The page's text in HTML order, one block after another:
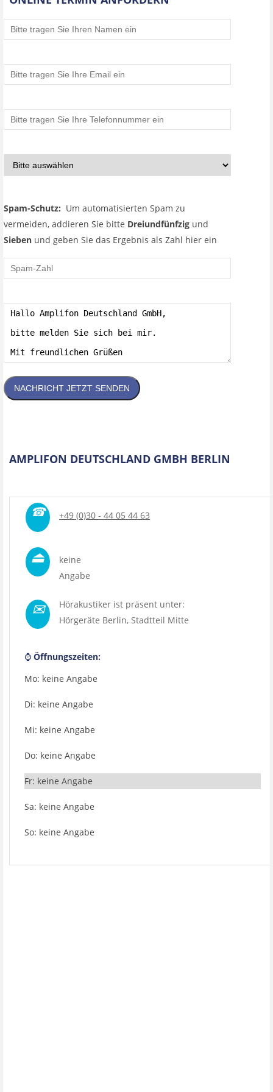
Spam-Schutz: Um automatisierten Spam zu
vermeiden, addieren Sie bitte Dreiundfünfzig und
Sieben und geben Sie das Ergebnis als Zahl hier ein
NACHRICHT JETZT SENDEN
AMPLIFON DEUTSCHLAND GMBH BERLIN
☎ +49 (0)30 - 44 05 44 63
⏏
keine
Angabe
✉
Hörakustiker ist präsent unter:
Hörgeräte Berlin, Stadtteil Mitte
⌚ Öffnungszeiten:
Mo: keine Angabe
Di: keine Angabe
Mi: keine Angabe
Do: keine Angabe
Fr: keine Angabe
Sa: keine Angabe
So: keine Angabe